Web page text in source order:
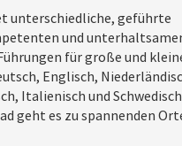
unterschiedliche, geführte
und
für große und
Englisch,
Italienisch und Schwedisch
geht es zu spannenden